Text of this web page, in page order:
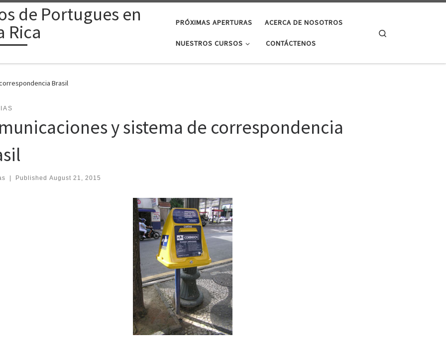
de Portugues en
Rica
PRÓXIMAS APERTURAS ACERCA DE NOSOTROS
NUESTROS CURSOS CONTÁCTENOS
Brasil
y sistema de correspondencia
Published August 21, 2015